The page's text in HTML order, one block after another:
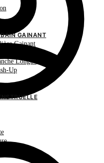
BAIN GAINANT
Gainant
Gainant
Longue
Up